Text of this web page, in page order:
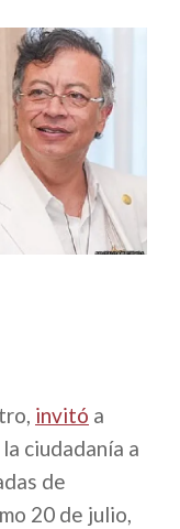
invi​tó a
ciudadanía a
de
20 de julio,